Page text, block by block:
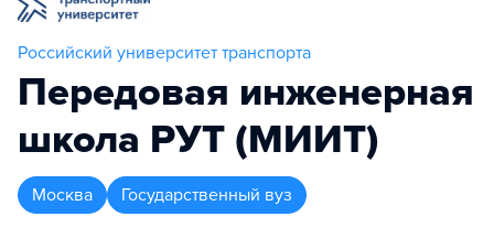
Российский университет транспорта
Передовая инженерная
школа РУТ (МИИТ)
Москва Государственный вуз